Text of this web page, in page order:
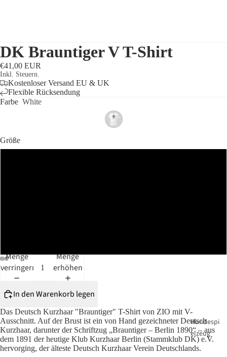
Hundespi
elzeug
DK Brauntiger V T-Shirt
€41,00 EUR
Inkl. Steuern.
Kostenloser Versand EU & UK
Flexible Rücksendung
Farbe White
Größe
Menge
verringern
Menge
erhöhen
In den Warenkorb legen
Das Deutsch Kurzhaar "Brauntiger" T-Shirt von ZIO mit V-
Ausschnitt. Auf der Brust ist ein von Hand gezeichneter Deutsch
Kurzhaar, darunter der Schriftzug „Brauntiger – Berlin 1890“ – aus
dem 1891 der heutige Klub Kurzhaar Berlin (Stammklub DK) e.V.
hervorging, der älteste Deutsch Kurzhaar Verein Deutschlands.